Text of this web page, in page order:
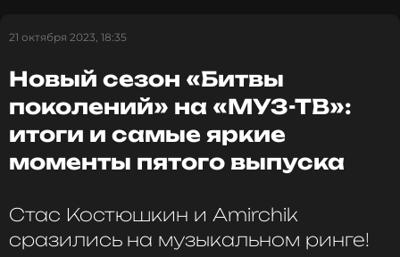
Смотрите нас в Likee, чтобы
ПОДПИСАТЬСЯ
21 октября 2023, 18:35
Новый сезон «Битвы
поколений» на «МУЗ-ТВ»:
итоги и самые яркие
моменты пятого выпуска
Стас Костюшкин и Amirchik
сразились на музыкальном ринге!